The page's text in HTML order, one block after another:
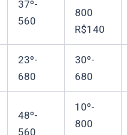
37º-
560
800
R$140
23º-
680
30º-
680
48º-
560
10º-
800